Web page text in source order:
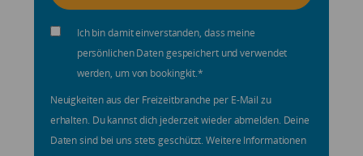
Ich bin damit einverstanden, dass meine
persönlichen Daten gespeichert und verwendet
werden, um von bookingkit.*
Neuigkeiten aus der Freizeitbranche per E-Mail zu
erhalten. Du kannst dich jederzeit wieder abmelden. Deine
Daten sind bei uns stets geschützt. Weitere Informationen